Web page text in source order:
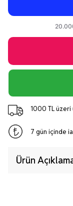
1000 TL
7 gün içinde
Ürün